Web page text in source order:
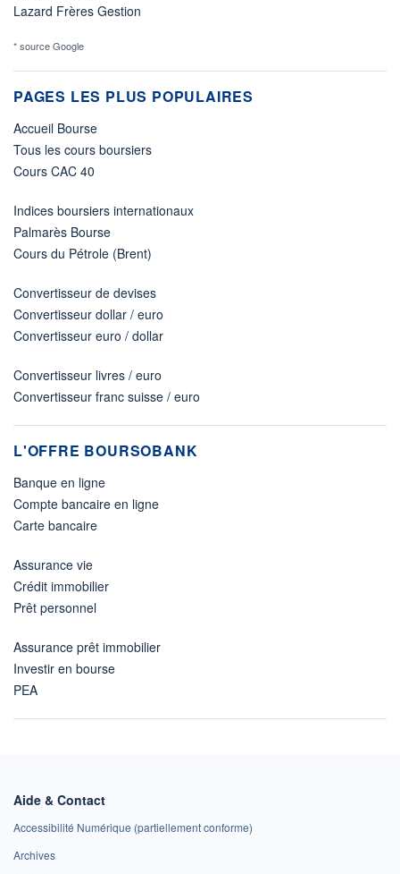
Lazard Frères Gestion
* source Google
PAGES LES PLUS POPULAIRES
Accueil Bourse
Tous les cours boursiers
Cours CAC 40
Indices boursiers internationaux
Palmarès Bourse
Cours du Pétrole (Brent)
Convertisseur de devises
Convertisseur dollar / euro
Convertisseur euro / dollar
Convertisseur livres / euro
Convertisseur franc suisse / euro
L'OFFRE BOURSOBANK
Banque en ligne
Compte bancaire en ligne
Carte bancaire
Assurance vie
Crédit immobilier
Prêt personnel
Assurance prêt immobilier
Investir en bourse
PEA
Aide & Contact
Accessibilité Numérique (partiellement conforme)
Archives